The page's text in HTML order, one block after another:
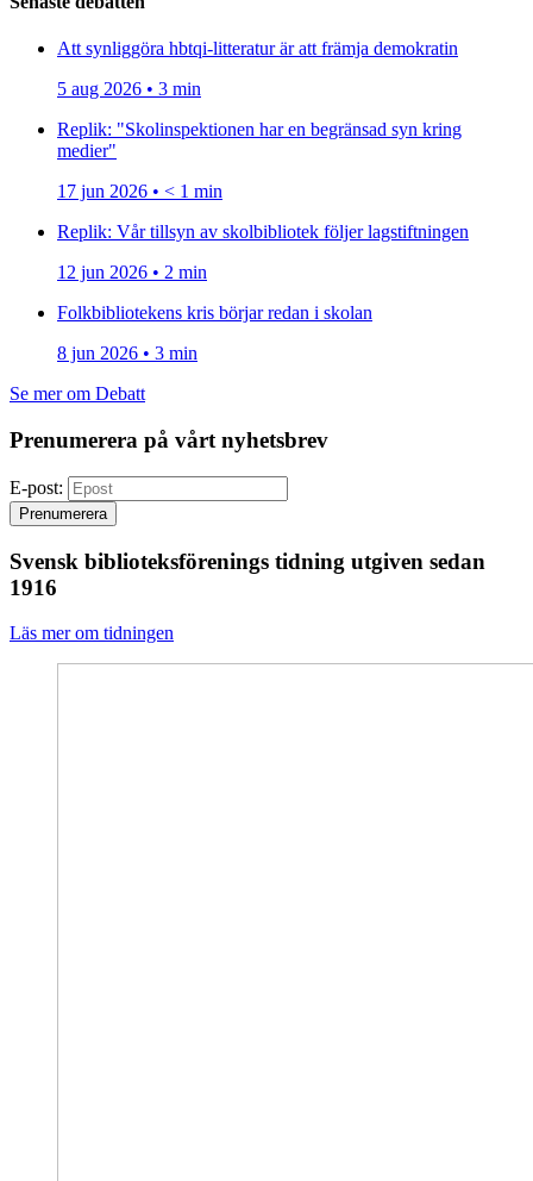
Att synliggöra hbtqi-litteratur är att främja demokratin
5 aug 2026 • 3 min
Replik: "Skolinspektionen har en begränsad syn kring
medier"
17 jun 2026 • < 1 min
Replik: Vår tillsyn av skolbibliotek följer lagstiftningen
12 jun 2026 • 2 min
Folkbibliotekens kris börjar redan i skolan
8 jun 2026 • 3 min
Se mer om Debatt
Prenumerera på vårt nyhetsbrev
E-post:
Prenumerera
Svensk biblioteksförenings tidning utgiven sedan
1916
Läs mer om tidningen